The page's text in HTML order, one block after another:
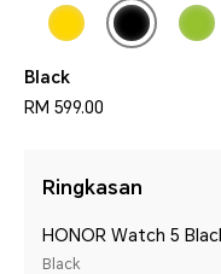
Black
RM 599.00
Ringkasan
HONOR Watch 5
Black